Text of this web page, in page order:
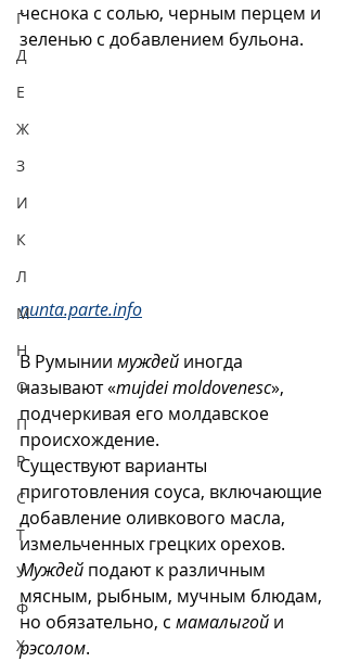
Г
Д
Е
Ж
З
И
К
Л
М
Н
О
П
Р
С
Т
У
Ф
Х
чеснока с солью, черным перцем и
зеленью с добавлением бульона.
nunta.parte.info
В Румынии муждей иногда
называют «mujdei moldovenesc»,
подчеркивая его молдавское
происхождение.
Существуют варианты
приготовления соуса, включающие
добавление оливкового масла,
измельченных грецких орехов.
Муждей подают к различным
мясным, рыбным, мучным блюдам,
но обязательно, с мамалыгой и
рэсолом.